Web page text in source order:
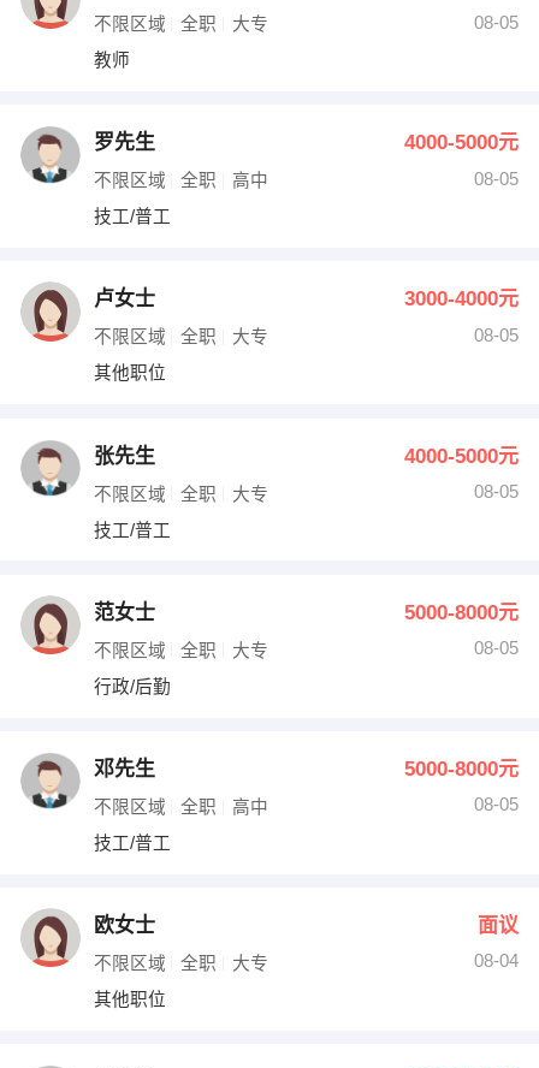
不限区域 全职 大专
08-05
教师
罗先生 4000-5000元
不限区域 全职 高中
08-05
技工/普工
卢女士 3000-4000元
不限区域 全职 大专
08-05
其他职位
张先生 4000-5000元
不限区域 全职 大专
08-05
技工/普工
范女士 5000-8000元
不限区域 全职 大专
08-05
行政/后勤
邓先生 5000-8000元
不限区域 全职 高中
08-05
技工/普工
欧女士 面议
不限区域 全职 大专
08-04
其他职位